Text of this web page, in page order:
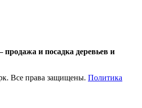
продажа и посадка деревьев и
Все права защищены. Политика